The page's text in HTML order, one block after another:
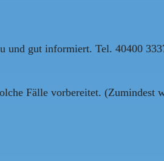
und gut informiert. Tel. 40400
Fälle vorbereitet. (Zumindest